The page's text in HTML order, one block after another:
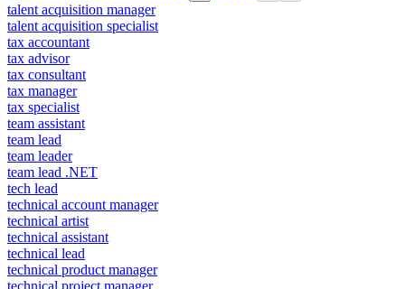
talent acquisition manager
talent acquisition specialist
tax accountant
tax advisor
tax consultant
tax manager
tax specialist
team assistant
team lead
team leader
team lead .NET
tech lead
technical account manager
technical artist
technical assistant
technical lead
technical product manager
technical project manager